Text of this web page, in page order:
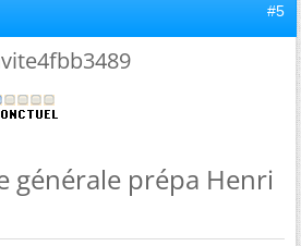
#5
générale prépa Henri